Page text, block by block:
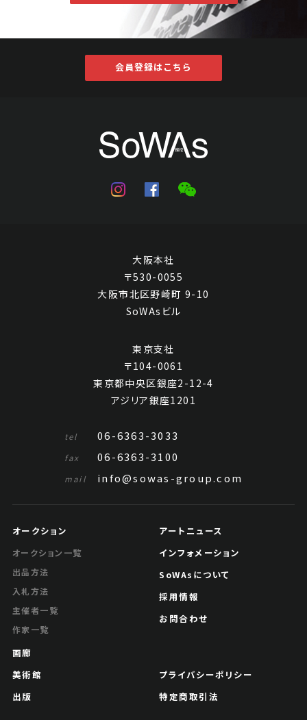
何維樸 山水圓光
主催 Jo's Auction
開催 2025/04/16
予想価格
JPY 10,000 - 30,000
結果
会員登録はこちら
大阪本社
〒530-0055
大阪市北区野崎町 9-10
SoWAsビル
東京支社
〒104-0061
東京都中央区銀座2-12-4
アジリア銀座1201
tel 06-6363-3033
fax 06-6363-3100
mail info@sowas-group.com
オークション
オークション一覧
出品方法
入札方法
主催者一覧
作家一覧
画廊
美術館
出版
アートニュース
インフォメーション
SoWAsについて
採用情報
お問合わせ
プライバシーポリシー
特定商取引法